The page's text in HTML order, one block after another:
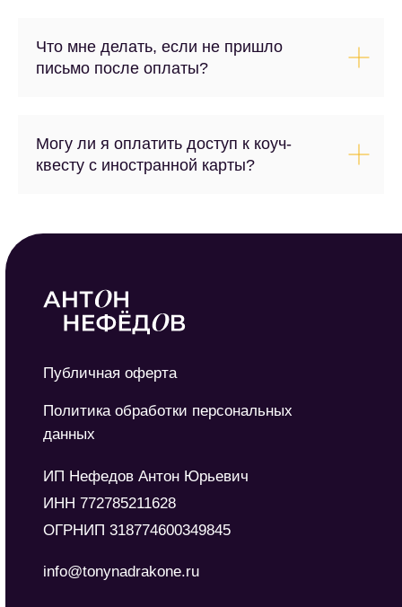
Что мне делать, если не пришло
письмо после оплаты?
Могу ли я оплатить доступ к коуч-
квесту с иностранной карты?